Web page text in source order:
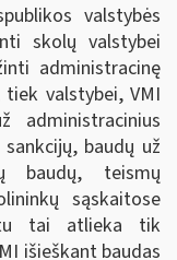
valstybės
skolų valstybei
administracinę
valstybei, VMI
baudų už
baudų, teismų
sąskaitose
tai atlieka tik
išieškant baudas